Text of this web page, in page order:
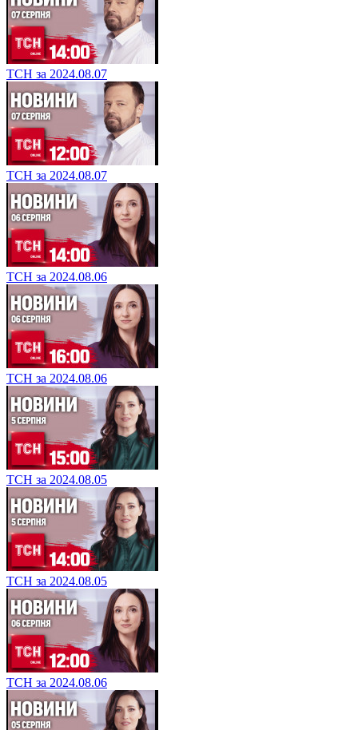
ТСН за 2024.08.07
ТСН за 2024.08.07
ТСН за 2024.08.06
ТСН за 2024.08.06
ТСН за 2024.08.05
ТСН за 2024.08.05
ТСН за 2024.08.06